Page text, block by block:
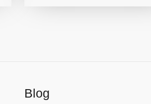
Blog